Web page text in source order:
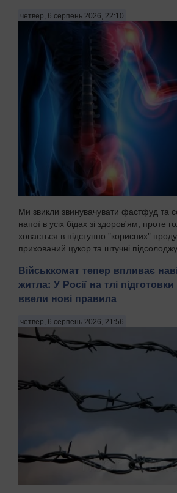
четвер, 6 серпень 2026, 22:10
Ми звикли звинувачувати фастфуд та
напої в усіх бідах зі здоров'ям, проте
ховається в підступно "корисних"
прихований цукор та штучні
Військкомат тепер впливає
житла: У Росії на тлі підготовки
ввели нові правила
четвер, 6 серпень 2026, 21:56